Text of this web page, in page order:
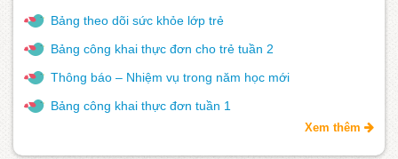
Bảng theo dõi sức khỏe lớp trẻ
Bảng công khai thực đơn cho trẻ tuần 2
Thông báo – Nhiệm vụ trong năm học mới
Bảng công khai thực đơn tuần 1
Xem thêm